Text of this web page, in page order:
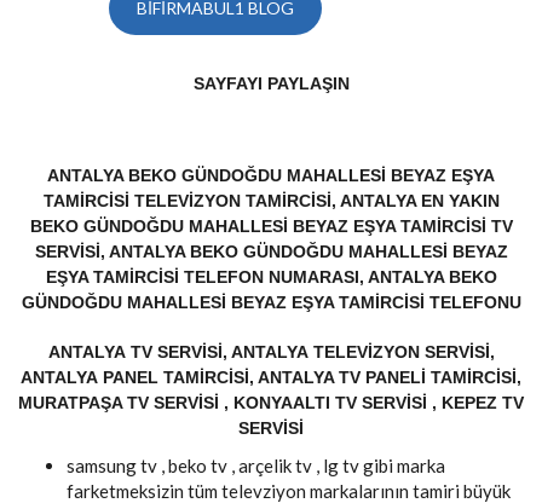
BIFIRMABUL1 BLOG
SAYFAYI PAYLAŞIN
ANTALYA BEKO GÜNDOĞDU MAHALLESI BEYAZ EŞYA
TAMIRCISI TELEVIZYON TAMIRCISI, ANTALYA EN YAKIN
BEKO GÜNDOĞDU MAHALLESI BEYAZ EŞYA TAMIRCISI TV
SERVISI, ANTALYA BEKO GÜNDOĞDU MAHALLESI BEYAZ
EŞYA TAMIRCISI TELEFON NUMARASI, ANTALYA BEKO
GÜNDOĞDU MAHALLESI BEYAZ EŞYA TAMIRCISI TELEFONU
ANTALYA TV SERVISI, ANTALYA TELEVIZYON SERVISI,
ANTALYA PANEL TAMIRCISI, ANTALYA TV PANELI TAMIRCISI,
MURATPAŞA TV SERVISI , KONYAALTI TV SERVISI , KEPEZ TV
SERVISI
samsung tv , beko tv , arçelik tv , lg tv gibi marka
farketmeksizin tüm televziyon markalarının tamiri büyük